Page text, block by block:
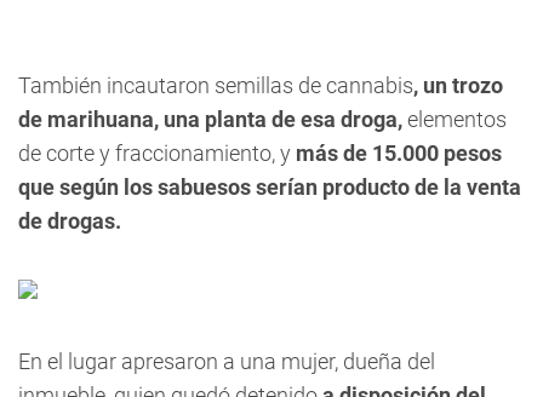
También incautaron semillas de cannabis, un trozo
de marihuana, una planta de esa droga,elementos
de corte y fraccionamiento, y más de 15.000 pesos
que según los sabuesos serían producto de la venta
de drogas.
En el lugar apresaron a una mujer, dueña del